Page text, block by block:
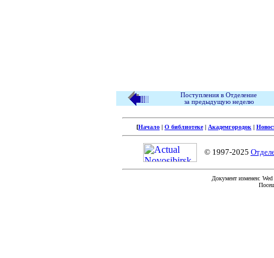
Поступления в Отделение
за предыдущую неделю
[Начало | О библиотеке| Академгородок |
© 1997-2025
Документ изменен: